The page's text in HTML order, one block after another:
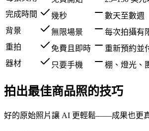
完成時間
幾秒
數天至數週
背景
無限場景
每次拍攝有
重拍
免費且即時
重新預約並
器材
只要手機 棚、燈光、
拍出最佳商品照的技巧
好的原始照片讓 AI 更輕鬆——成果也更